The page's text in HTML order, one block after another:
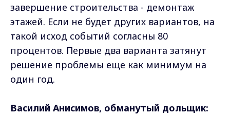
завершение строительства - демонтаж
этажей. Если не будет других вариантов, на
такой исход событий согласны 80
процентов. Первые два варианта затянут
решение проблемы еще как минимум на
один год.
Василий Анисимов, обманутый дольщик: